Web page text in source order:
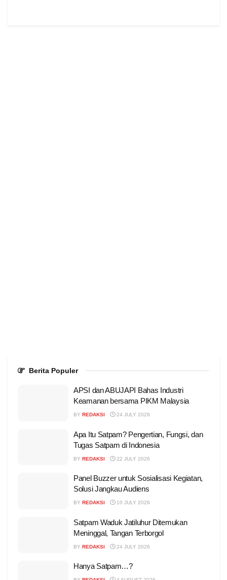
Berita Populer
APSI dan ABUJAPI Bahas Industri
Keamanan bersama PIKM Malaysia
BY REDAKSI 24 JULY 2026
Apa Itu Satpam? Pengertian, Fungsi, dan
Tugas Satpam di Indonesia
BY REDAKSI 22 JULY 2026
Panel Buzzer untuk Sosialisasi Kegiatan,
Solusi Jangkau Audiens
BY REDAKSI 10 JULY 2026
Satpam Waduk Jatiluhur Ditemukan
Meninggal, Tangan Terborgol
BY REDAKSI 24 JULY 2026
Hanya Satpam…?